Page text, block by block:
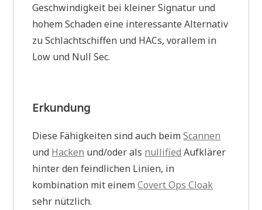
Geschwindigkeit bei kleiner Signatur und
hohem Schaden eine interessante Alternativ
zu Schlachtschiffen und HACs, vorallem in
Low und Null Sec.
Erkundung
Diese Fähigkeiten sind auch beimScannen
und Hacken und/oder als nullified Aufklärer
hinter den feindlichen Linien, in
kombination mit einemCovert Ops Cloak
sehr nützlich.